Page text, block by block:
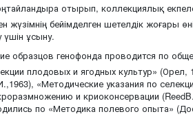
отырып, коллекциялық
бейімделген шетелдік жоғары
үшін ұсыну.
образцов генофонда проводится по
плодовых и ягодных культур» (Орел,
«Методические указания по
и криоконсервации
по «Методика полевого опыта»